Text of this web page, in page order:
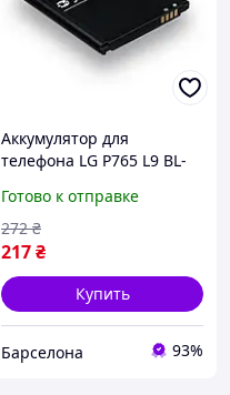
Аккумулятор для
телефона LG P765 L9 BL-
аккумуляторная батарея
Li-pol 2150 мАч AA
STANDART
Готово к отправке
217₴
272 ₴
Купить
Барселона 93%